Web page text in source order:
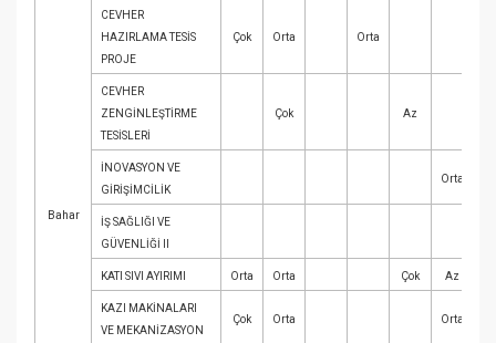
Bahar
CEVHER
HAZIRLAMA TESİS
PROJE
Çok Orta Orta
CEVHER
ZENGİNLEŞTİRME
TESİSLERİ
Çok Az
İNOVASYON VE
GİRİŞİMCİLİK
Orta
İŞ SAĞLIĞI VE
GÜVENLİĞİ II
KATI SIVI AYIRIMI Orta Orta Çok Az
KAZI MAKİNALARI
VE MEKANİZASYON
Çok Orta Orta